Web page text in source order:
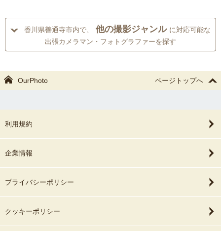
香川県善通寺市内で、 他の撮影ジャンル に対応可能な
出張カメラマン・フォトグラファーを探す
OurPhoto ページトップへ
利用規約
企業情報
プライバシーポリシー
クッキーポリシー